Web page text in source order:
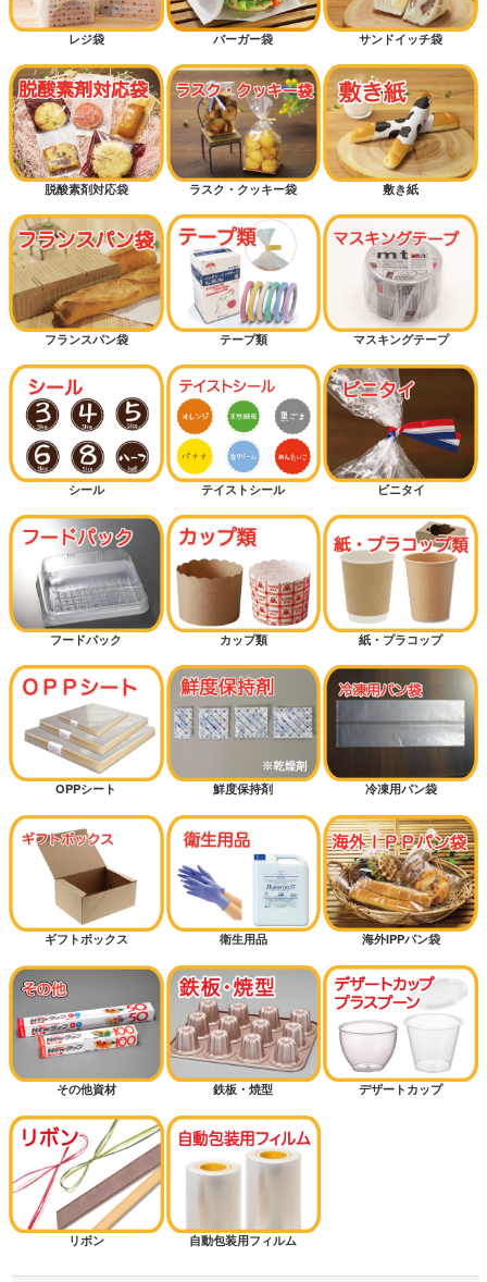
レジ袋 バーガー袋 サンドイッチ袋
脱酸素剤対応袋 ラスク・クッキー袋 敷き紙
フランスパン袋 テープ類 マスキングテープ
シール テイストシール ビニタイ
フードパック カップ類 紙・プラコップ
OPPシート 鮮度保持剤 冷凍用パン袋
ギフトボックス 衛生用品 海外IPPパン袋
その他資材 鉄板・焼型 デザートカップ
リボン 自動包装用フィルム